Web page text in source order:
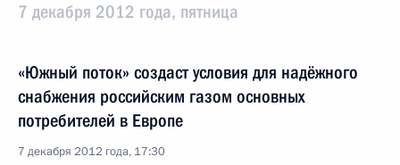
7 декабря 2012 года, пятница
«Южный поток» создаст условия для надёжного
снабжения российским газом основных
потребителей в Европе
7 декабря 2012 года, 17:30